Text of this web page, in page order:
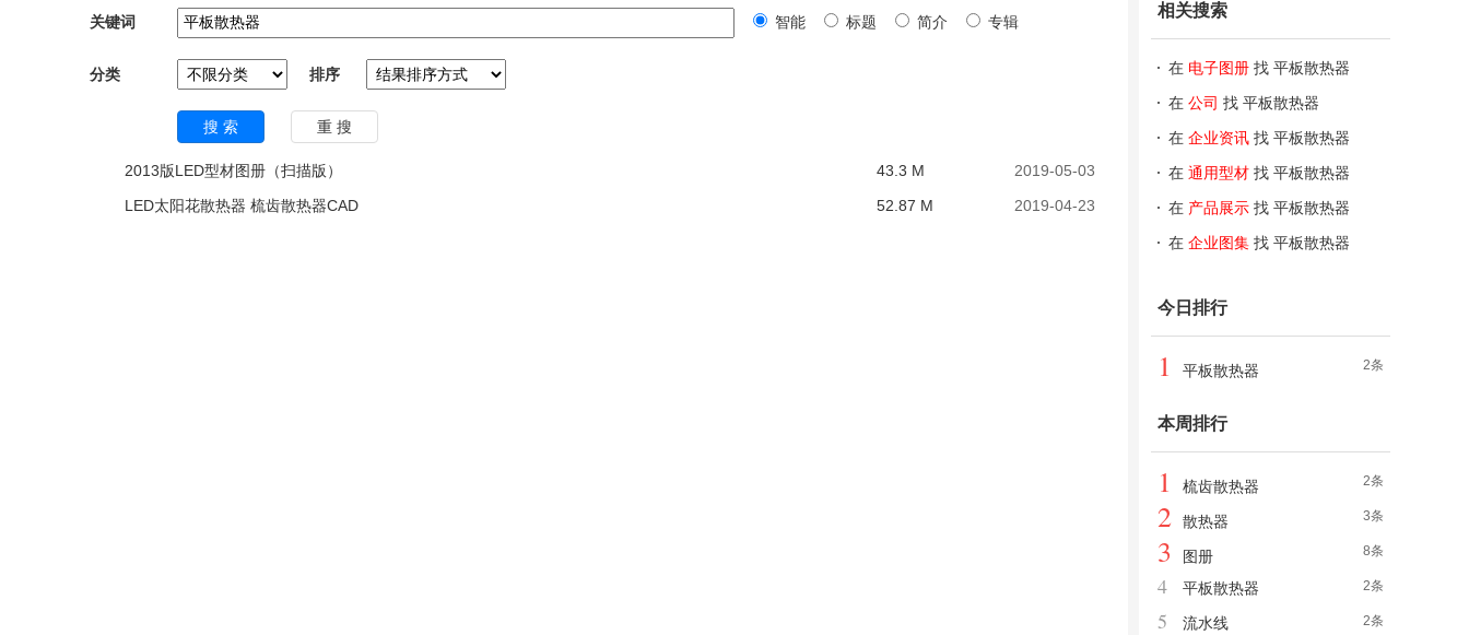
关键词 智能 标题 简介 专辑
分类 排序
2013版LED型材图册（扫描版） 43.3 M
2019-05-03
LED太阳花散热器 梳齿散热器CAD
52.87 M 2019-04-23
相关搜索
在 电子图册 找 平板散热器
在 公司 找 平板散热器
在 企业资讯 找 平板散热器
在 通用型材 找 平板散热器
在 产品展示 找 平板散热器
在 企业图集 找 平板散热器
今日排行
2条
1 平板散热器
本周排行
2条
1 梳齿散热器
3条
2 散热器
8条
3 图册
2条
4 平板散热器
2条
5 流水线